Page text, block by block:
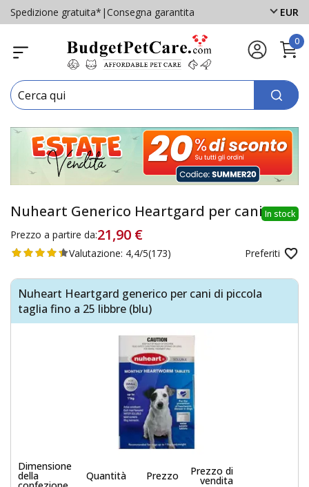
Spedizione gratuita* |Consegna garantita EUR
0
In stock
Nuheart Generico Heartgard per cani
Prezzo a partire da:21,90 €
Preferiti
Valutazione: 4,4/5(173)
Nuheart Heartgard generico per cani di piccola
taglia fino a 25 libbre (blu)
Dimensione
della Quantità Prezzo Prezzo di
vendita